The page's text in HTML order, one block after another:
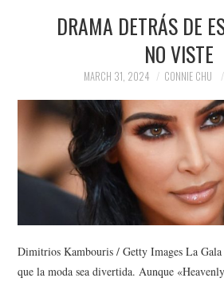
NEWS
SOCIETY
SPORTS
TECHNOLOGY
DRAMA DETRÁS DE
NO VISTE
MARCH 31, 2024 CONNIE CHU
Dimitrios Kambouris / Getty Images La
que la moda sea divertida. Aunque